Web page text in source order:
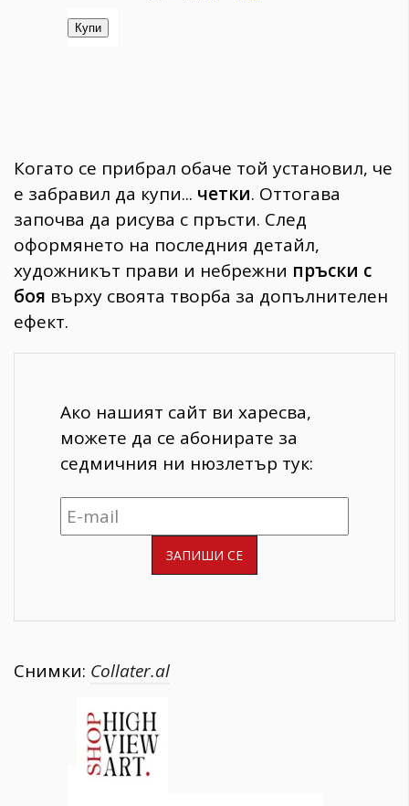
Когато се прибрал обаче той установил, че
е забравил да купи... четки. Оттогава
започва да рисува с пръсти. След
оформянето на последния детайл,
художникът прави и небрежни пръски с
боя върху своята творба за допълнителен
ефект.
Ако нашият сайт ви харесва,
можете да се абонирате за
седмичния ни нюзлетър тук:
Снимки: Collater.al